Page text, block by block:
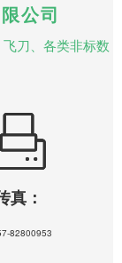
公司
刀、各类非标数
真：
82800953